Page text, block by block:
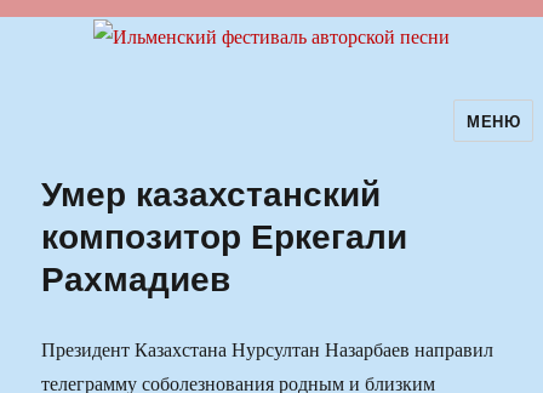
Ильменский фестиваль авторскойМЕНЮ
Умер казахстанский
композитор Еркегали
Рахмадиев
Президент Казахстана Нурсултан Назарбаев направил
телеграмму соболезнования родным и близким